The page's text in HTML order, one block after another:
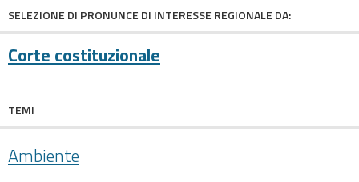
SELEZIONE DI PRONUNCE DI INTERESSE REGIONALE DA:
Corte costituzionale
TEMI
Ambiente